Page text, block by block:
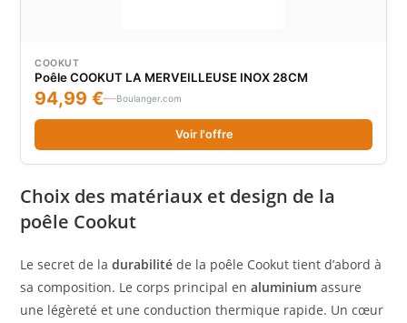
COOKUT
Poêle COOKUT LA MERVEILLEUSE INOX 28CM
94,99 € Boulanger.com
Voir l'offre
Choix des matériaux et design de la
poêle Cookut
Le secret de ladurabilité de la poêle Cookut tient d’abord à
sa composition. Le corps principal enaluminium assure
une légèreté et une conduction thermique rapide. Un cœur